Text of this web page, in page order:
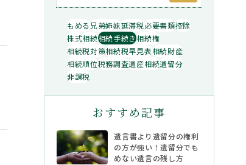
もめる 兄弟姉妹延滞税必要書類控除
株式相続相続手続き相続権
相続税対策相続税早見表相続財産
相続順位税務調査遺産相続遺留分
非課税
おすすめ記事
遺言書より遺留分の権利
の方が強い！遺留分でも
めない遺言の残し方